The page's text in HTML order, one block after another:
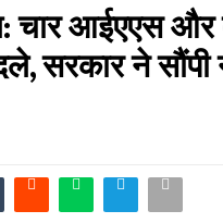
चार आईएएस और
सरकार ने